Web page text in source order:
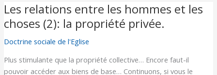
Les relations entre les hommes et les
choses (2): la propriété privée.
Doctrine sociale de l'Eglise
Plus stimulante que la propriété collective… Encore faut-il
pouvoir accéder aux biens de base… Continuons, si vous le
Les
relations
entre
les
et